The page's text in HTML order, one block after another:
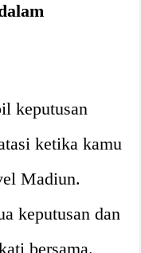
keputusan
ketika kamu
Madiun.
keputusan dan
bersama.